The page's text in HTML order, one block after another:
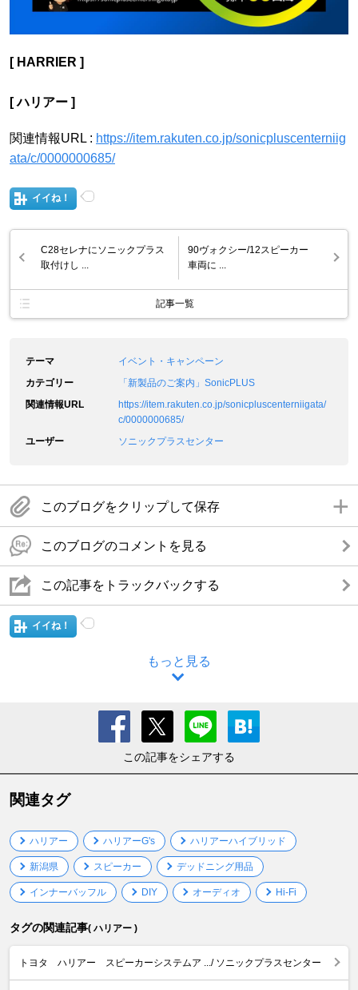
[ HARRIER ]
[ ハリアー ]
関連情報URL : https://item.rakuten.co.jp/sonicpluscenterniig
ata/c/0000000685/
イイね！
C28セレナにソニックプラス
取付けし ...
90ヴォクシー/12スピーカー
車両に ...
記事一覧
テーマ
イベント・キャンペーン
カテゴリー
「新製品のご案内」SonicPLUS
関連情報URL
https://item.rakuten.co.jp/sonicpluscenterniigata/
c/0000000685/
ユーザー
ソニックプラスセンター
このブログをクリップして保存
このブログのコメントを見る
この記事をトラックバックする
イイね！
もっと見る
この記事をシェアする
関連タグ
ハリアー ハリアーG's ハリアーハイブリッド
新潟県 スピーカー デッドニング用品
インナーバッフル DIY オーディオ Hi-Fi
タグの関連記事( ハリアー )
トヨタ ハリアー スピーカーシステムア .../ ソニックプラスセンター